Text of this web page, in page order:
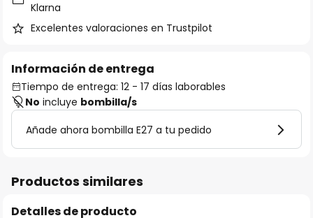
Klarna
Excelentes valoraciones en Trustpilot
Información de entrega
Tiempo de entrega: 12 - 17 días laborables
No incluye bombilla/s
Añade ahora bombilla E27 a tu pedido
Productos similares
Detalles de producto